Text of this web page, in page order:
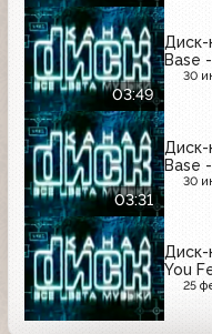
03:49
Диск-
Base
30
03:31
Диск-
Base
30
Диск-
You
25